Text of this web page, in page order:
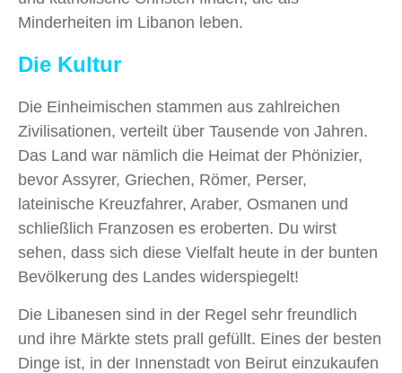
Minderheiten im Libanon leben.
Die Kultur
Die Einheimischen stammen aus zahlreichen
Zivilisationen, verteilt über Tausende von Jahren.
Das Land war nämlich die Heimat der Phönizier,
bevor Assyrer, Griechen, Römer, Perser,
lateinische Kreuzfahrer, Araber, Osmanen und
schließlich Franzosen es eroberten. Du wirst
sehen, dass sich diese Vielfalt heute in der bunten
Bevölkerung des Landes widerspiegelt!
Die Libanesen sind in der Regel sehr freundlich
und ihre Märkte stets prall gefüllt. Eines der besten
Dinge ist, in der Innenstadt von Beirut einzukaufen